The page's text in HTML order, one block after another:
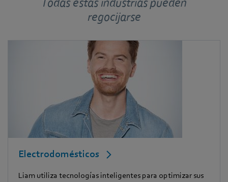
Todas estas industrias pueden
regocijarse
Electrodomésticos
Liam utiliza tecnologías inteligentes para optimizar sus